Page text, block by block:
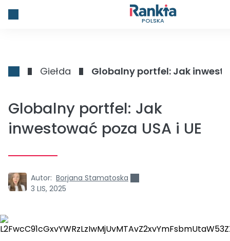
POLSKA
Giełda Globalny portfel: Jak
Globalny portfel: Jak
inwestować poza USA i UE
Autor: Borjana Stamatoska
3 LIS, 2025